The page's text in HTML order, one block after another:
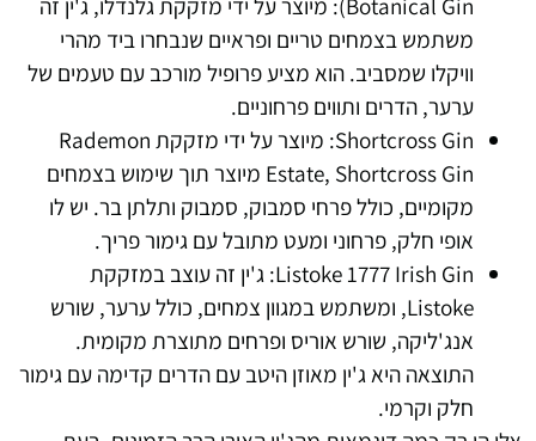
משתמש בצמחים טריים ופראיים שנבחרו ביד מהרי
וויקלו שמסביב. הוא מציע פרופיל מורכב עם טעמים של
ערער, הדרים ותווים פרחוניים.
Shortcross Gin: מיוצר על ידי מזקקת Rademon
Estate, Shortcross Gin מיוצר תוך שימוש בצמחים
מקומיים, כולל פרחי סמבוק, סמבוק ותלתן בר. יש לו
אופי חלק, פרחוני ומעט מתובל עם גימור פריך.
Listoke 1777 Irish Gin: ג'ין זה עוצב במזקקת
Listoke, ומשתמש במגוון צמחים, כולל ערער, שורש
אנג'ליקה, שורש אוריס ופרחים מתוצרת מקומית.
התוצאה היא ג'ין מאוזן היטב עם הדרים קדימה עם גימור
חלק וקרמי.